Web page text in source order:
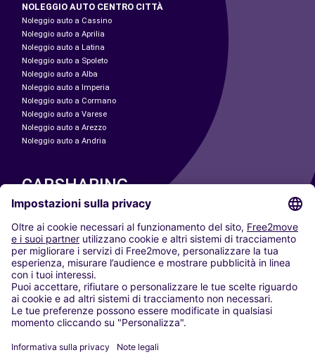
NOLEGGIO AUTO CENTRO CITTÀ
Noleggio auto a Cassino
Noleggio auto a Aprilia
Noleggio auto a Latina
Noleggio auto a Spoleto
Noleggio auto a Alba
Noleggio auto a Imperia
Noleggio auto a Cormano
Noleggio auto a Varese
Noleggio auto a Arezzo
Noleggio auto a Andria
CARSHARING
LE NOSTRE CITTÀ
Paris
Madrid
Washington DC
Milano
Roma
Torino
Vienna
Berlino
Düsseldorf